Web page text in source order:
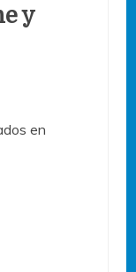
y
en